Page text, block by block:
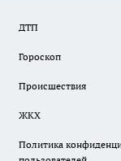
ДТП
Гороскоп
Происшествия
ЖКХ
Политика